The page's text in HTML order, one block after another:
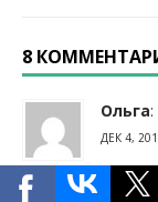
8
Ольга:
ДЕК 4,
Анатолий